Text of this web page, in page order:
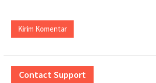
Contact Support